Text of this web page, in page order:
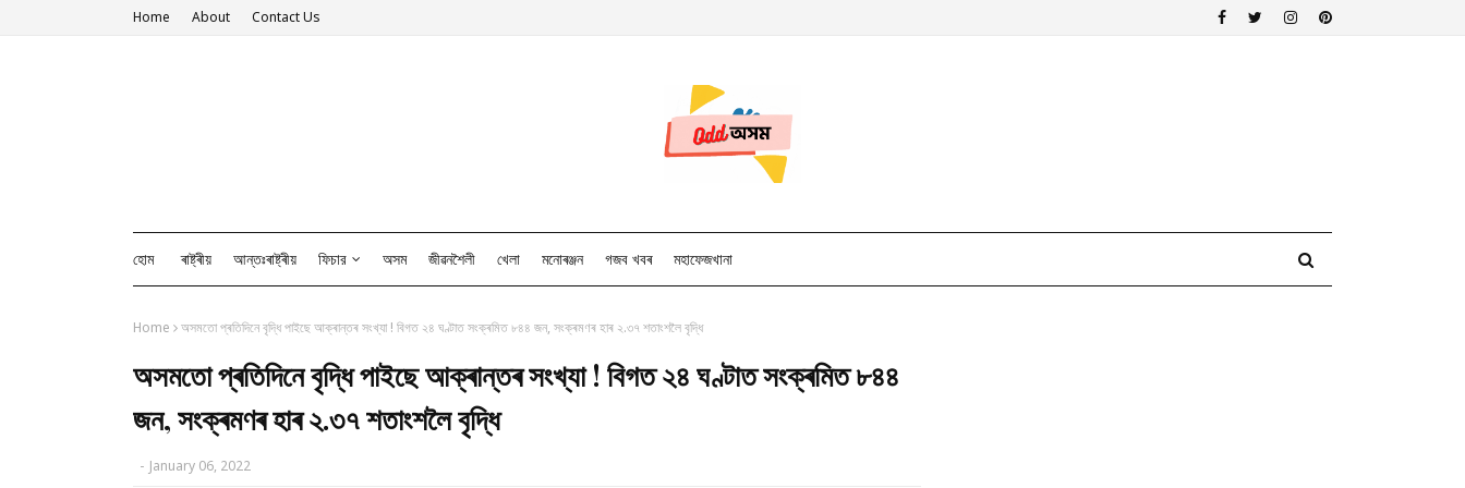
Home About Contact Us
হোম ৰাষ্ট্ৰীয় আন্তঃৰাষ্ট্ৰীয় ফিচার অসম জীৱনশৈলী খেলা মনোৰঞ্জন গজব খবৰ মহাফেজখানা
Home অসমতো প্ৰতিদিনে বৃদ্ধি পাইছে আক্ৰান্তৰ সংখ্যা ! বিগত ২৪ ঘণ্টাত সংক্ৰমিত ৮৪৪ জন, সংক্ৰমণৰ হাৰ ২.৩৭ শতাংশলৈ বৃদ্ধি
অসমতো প্ৰতিদিনে বৃদ্ধি পাইছে আক্ৰান্তৰ সংখ্যা ! বিগত ২৪ ঘণ্টাত সংক্ৰমিত ৮৪৪
জন, সংক্ৰমণৰ হাৰ ২.৩৭ শতাংশলৈ বৃদ্ধি
- January 06, 2022